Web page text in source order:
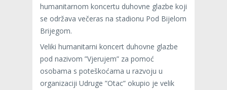
humanitarnom koncertu duhovne glazbe koji
se održava večeras na stadionu Pod Bijelom
Brijegom.
Veliki humanitarni koncert duhovne glazbe
pod nazivom ”Vjerujem” za pomoć
osobama s poteškoćama u razvoju u
organizaciji Udruge ”Otac” okupio je velik